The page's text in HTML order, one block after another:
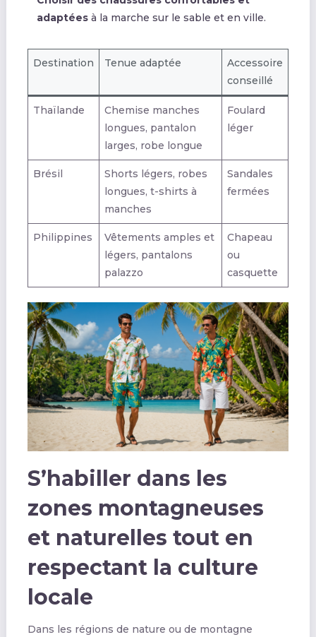
adaptéesà la marche sur le sable et en ville.
Destination Tenue adaptée
Accessoire
conseillé
Thaïlande
Chemise manches
longues, pantalon
larges, robe longue
Foulard
léger
Brésil
Shorts légers, robes
longues, t-shirts à
manches
Sandales
fermées
Philippines
Vêtements amples et
légers, pantalons
palazzo
Chapeau
ou
casquette
S’habiller dans les
zones montagneuses
et naturelles tout en
respectant la culture
locale
Dans les régions de nature ou de montagne